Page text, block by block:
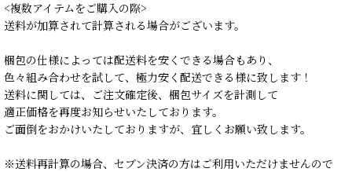
<複数アイテムをご購入の際>
送料が加算されて計算される場合がございます。
梱包の仕様によっては配送料を安くできる場合もあり、
色々組み合わせを試して、極力安く配送できる様に致します！
送料に関しては、ご注文確定後、梱包サイズを計測して
適正価格を再度お知らせいたしております。
ご面倒をおかけいたしておりますが、宜しくお願い致します。
※送料再計算の場合、セブン決済の方はご利用いただけませんので